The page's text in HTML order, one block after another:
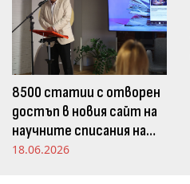
8500 статии с отворен
достъп в новия сайт на
научните списания на
Издателство „Аз-буки“
18.06.2026